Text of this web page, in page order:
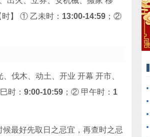
】 ① 乙未时： 13:00-14:59 ；②
伐木、动土、开业 开幕 开市、
时： 9:00-10:59 ；② 甲午时： 1
最好先取日之忌宜，再查时之忌